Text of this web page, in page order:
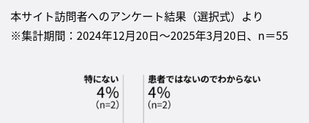
本サイト訪問者へのアンケート結果（選択式）より
※集計期間：2024年12月20日～2025年3月20日、n＝55